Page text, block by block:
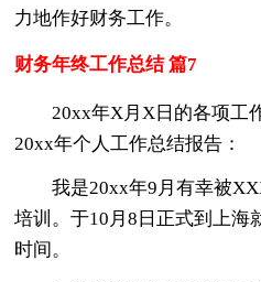
力地作好财务工作。
财务年终工作总结 篇7
20xx年X月X日的各项工
20xx年个人工作总结报告：
我是20xx年9月有幸被
培训。于10月8日正式到上海
时间。